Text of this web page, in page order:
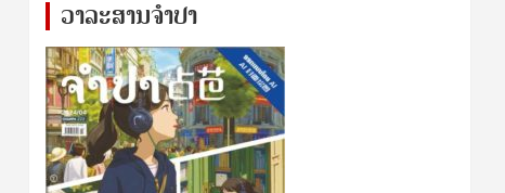
ວາລະສານຈຳປາ